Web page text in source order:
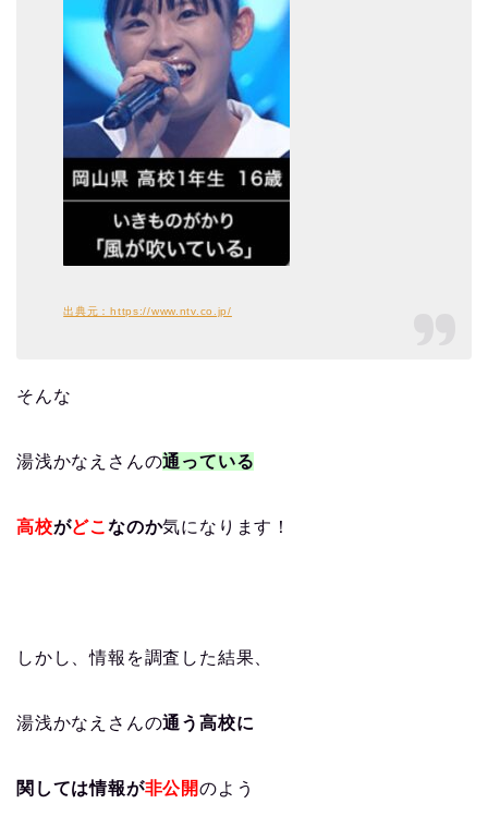
出典元：https://www.ntv.co.jp/
そんな
湯浅かなえさんの通っている
高校がどこなのか気になります！
しかし、情報を調査した結果、
湯浅かなえさんの通う高校に
関しては情報が非公開のよう